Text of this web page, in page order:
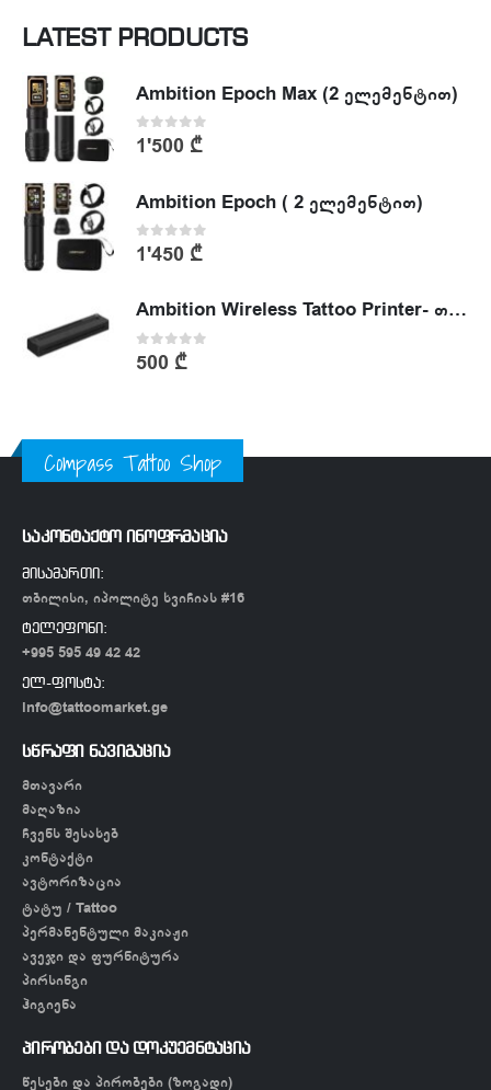
LATEST PRODUCTS
Ambition Epoch Max (2 ელემენტით)
0out of 5
1'500 ₾
Ambition Epoch ( 2 ელემენტით)
0out of 5
1'450 ₾
Ambition Wireless Tattoo Printer- თერმული პრინტერი
0out of 5
500 ₾
Compass Tattoo Shop
საკონტაქტო ინოფრმაცია
მისამართი:
თბილისი, იპოლიტე ხვიჩიას #16
ტელეფონი:
+995 595 49 42 42
ელ-ფოსტა:
info@tattoomarket.ge
სწრაფი ნავიგაცია
მთავარი
მაღაზია
ჩვენს შესახებ
კონტაქტი
ავტორიზაცია
ტატუ / Tattoo
პერმანენტული მაკიაჟი
ავეჯი და ფურნიტურა
პირსინგი
ჰიგიენა
პირობები და დოკუემნტაცია
წესები და პირობები (ზოგადი)